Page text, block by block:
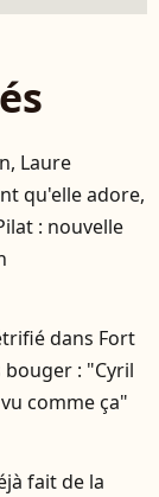
Laure
qu'elle adore,
: nouvelle
dans Fort
: "Cyril
comme ça"
fait de la